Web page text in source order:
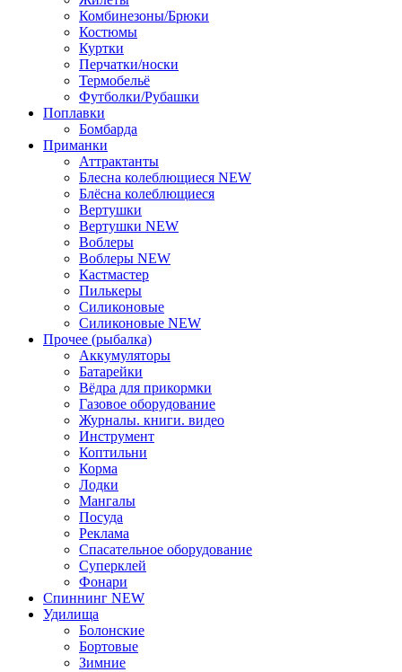
Комбинезоны/Брюки
Костюмы
Куртки
Перчатки/носки
Термобельё
Футболки/Рубашки
Поплавки
Бомбарда
Приманки
Аттрактанты
Блеснa колеблющиеся NEW
Блёсна колеблющиеся
Вертушки
Вертушки NEW
Воблеры
Воблеры NEW
Кастмастер
Пилькеры
Силиконовые
Силиконовые NEW
Прочее (рыбалка)
Аккумуляторы
Батарейки
Вёдра для прикормки
Газовое оборудование
Журналы. книги. видео
Инструмент
Коптильни
Корма
Лодки
Мангалы
Посуда
Реклама
Спасательное оборудование
Суперклей
Фонари
Спиннинг NEW
Удилища
Болонские
Бортовые
Зимние